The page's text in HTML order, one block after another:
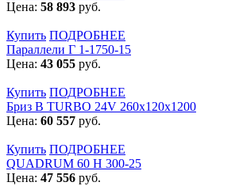
Цена: 58 893 руб.
Купить ПОДРОБНЕЕ
Параллели Г 1-1750-15
Цена: 43 055 руб.
Купить ПОДРОБНЕЕ
Бриз В TURBO 24V 260х120х1200
Цена: 60 557 руб.
Купить ПОДРОБНЕЕ
QUADRUM 60 H 300-25
Цена: 47 556 руб.